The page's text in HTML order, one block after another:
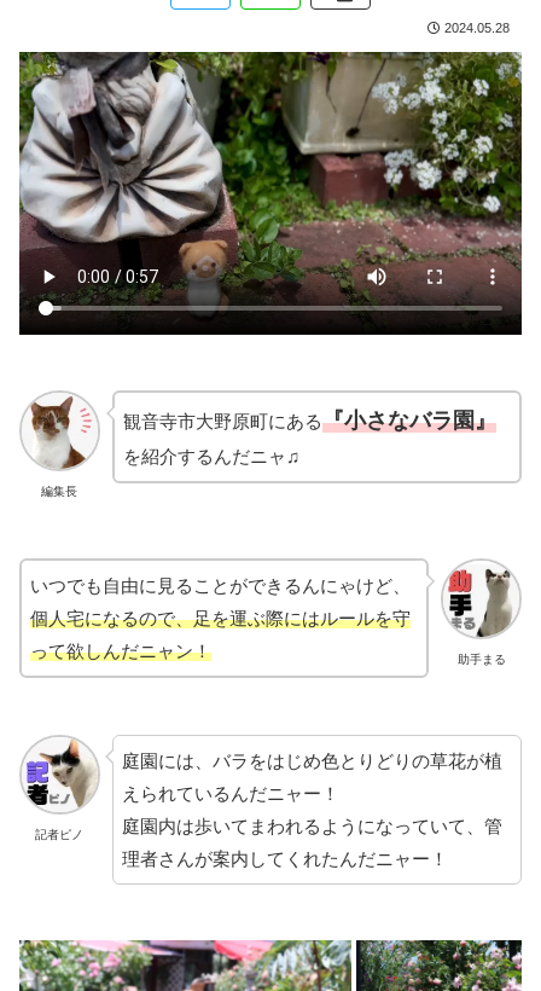
2024.05.28
編集長
観音寺市大野原町にある『小さなバラ園』
を紹介するんだニャ♫
助手まる
いつでも自由に見ることができるんにゃけど、
個人宅になるので、足を運ぶ際にはルールを守
って欲しんだニャン！
記者ピノ
庭園には、バラをはじめ色とりどりの草花が植
えられているんだニャー！
庭園内は歩いてまわれるようになっていて、管
理者さんが案内してくれたんだニャー！